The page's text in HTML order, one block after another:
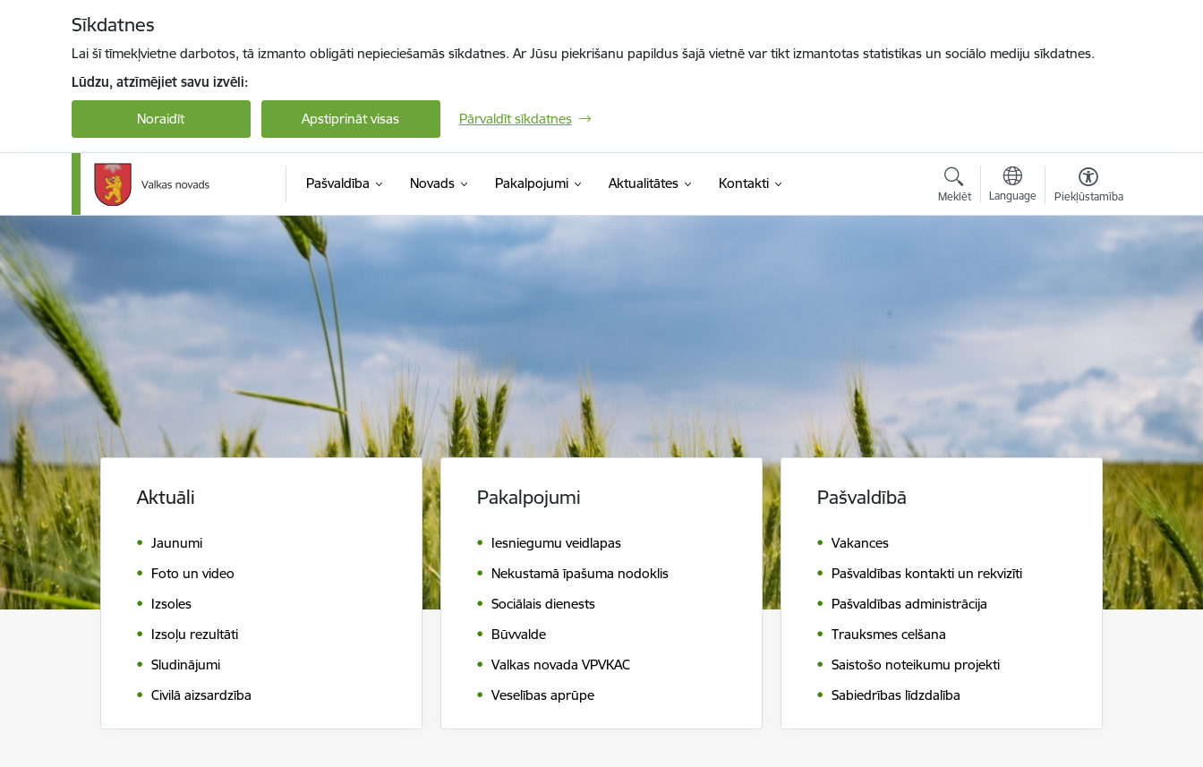
Sīkdatnes
Lai šī tīmekļvietne darbotos, tā izmanto obligāti nepieciešamās sīkdatnes. Ar Jūsu piekrišanu papildus šajā vietnē var tikt izmantotas statistikas un sociālo mediju sīkdatnes.
Lūdzu, atzīmējiet savu izvēli:
Noraidīt Apstiprināt visas Pārvaldīt sīkdatnes
Pašvaldība Novads Pakalpojumi Aktualitātes Kontakti
Meklēt Language Piekļūstamība
Valkas novada pašvaldība
Aktuāli
Jaunumi
Foto un video
Izsoles
Izsoļu rezultāti
Sludinājumi
Civilā aizsardzība
Pakalpojumi
Iesniegumu veidlapas
Nekustamā īpašuma nodoklis
Sociālais dienests
Būvvalde
Valkas novada VPVKAC
Veselības aprūpe
Pašvaldībā
Vakances
Pašvaldības kontakti un rekvizīti
Pašvaldības administrācija
Trauksmes celšana
Saistošo noteikumu projekti
Sabiedrības līdzdalība